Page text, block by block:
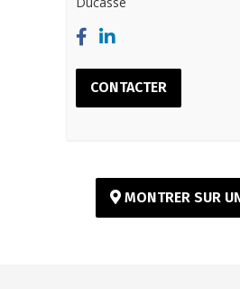
CONTACTER
MONTRER SUR